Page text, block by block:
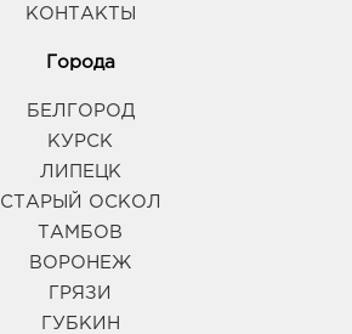
КОНТАКТЫ
Города
БЕЛГОРОД
КУРСК
ЛИПЕЦК
СТАРЫЙ ОСКОЛ
ТАМБОВ
ВОРОНЕЖ
ГРЯЗИ
ГУБКИН